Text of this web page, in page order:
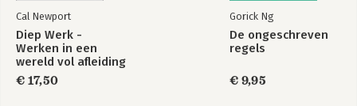
Cal Newport
Diep Werk -
Werken in een
wereld vol afleiding
€ 17,50
Gorick Ng
De ongeschreven
regels
€ 9,95